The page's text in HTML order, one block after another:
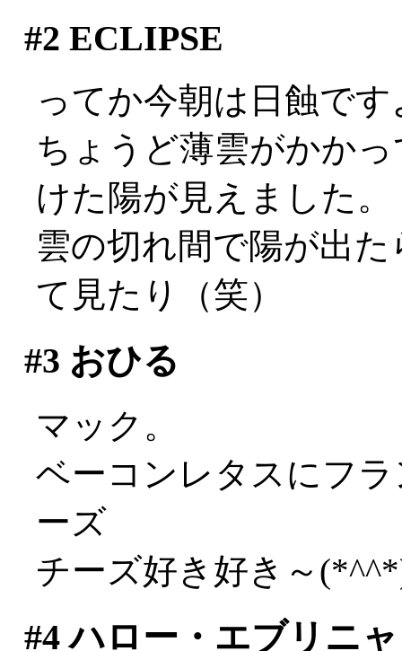
#2 ECLIPSE
ってか今朝は日蝕です
ちょうど薄雲がかか
けた陽が見えました。
雲の切れ間で陽が出
て見たり（笑）
#3 おひる
マック。
ベーコンレタスにフ
ーズ
チーズ好き好き～
#4ハロー・エブリニ